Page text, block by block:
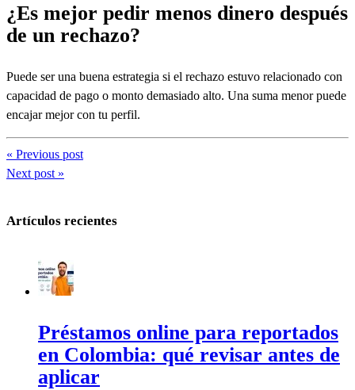
¿Es mejor pedir menos dinero después
de un rechazo?
Puede ser una buena estrategia si el rechazo estuvo relacionado con
capacidad de pago o monto demasiado alto. Una suma menor puede
encajar mejor con tu perfil.
« Previous post
Next post »
Artículos recientes
Préstamos online para reportados
en Colombia: qué revisar antes de
aplicar